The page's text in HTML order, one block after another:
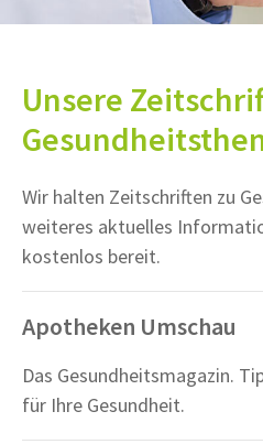
Unsere
Wir halten Zeitschriften zu
weiteres aktuelles
kostenlos bereit.
Apotheken Umschau
Das Gesundheitsmagazin.
für Ihre Gesundheit.